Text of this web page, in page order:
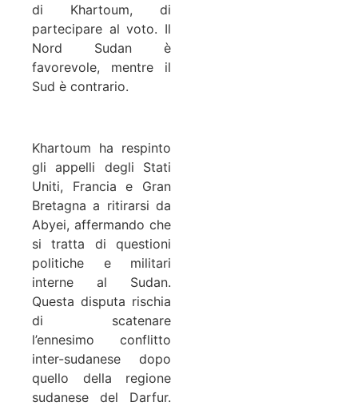
di Khartoum, di
partecipare al voto. Il
Nord Sudan è
favorevole, mentre il
Sud è contrario.
Khartoum ha respinto
gli appelli degli Stati
Uniti, Francia e Gran
Bretagna a ritirarsi da
Abyei, affermando che
si tratta di questioni
politiche e militari
interne al Sudan.
Questa disputa rischia
di scatenare
l’ennesimo conflitto
inter-sudanese dopo
quello della regione
sudanese del Darfur.